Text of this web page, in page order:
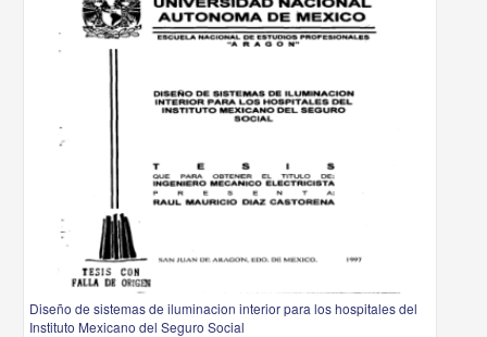
Diseño de sistemas de iluminacion interior para los hospitales del
Instituto Mexicano del Seguro Social